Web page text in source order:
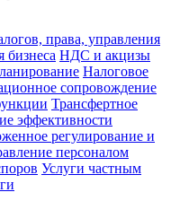
права, управления
бизнеса НДС и акцизы
Налоговое
сопровождение
Трансфертное
эффективности
регулирование и
персоналом
Услуги частным